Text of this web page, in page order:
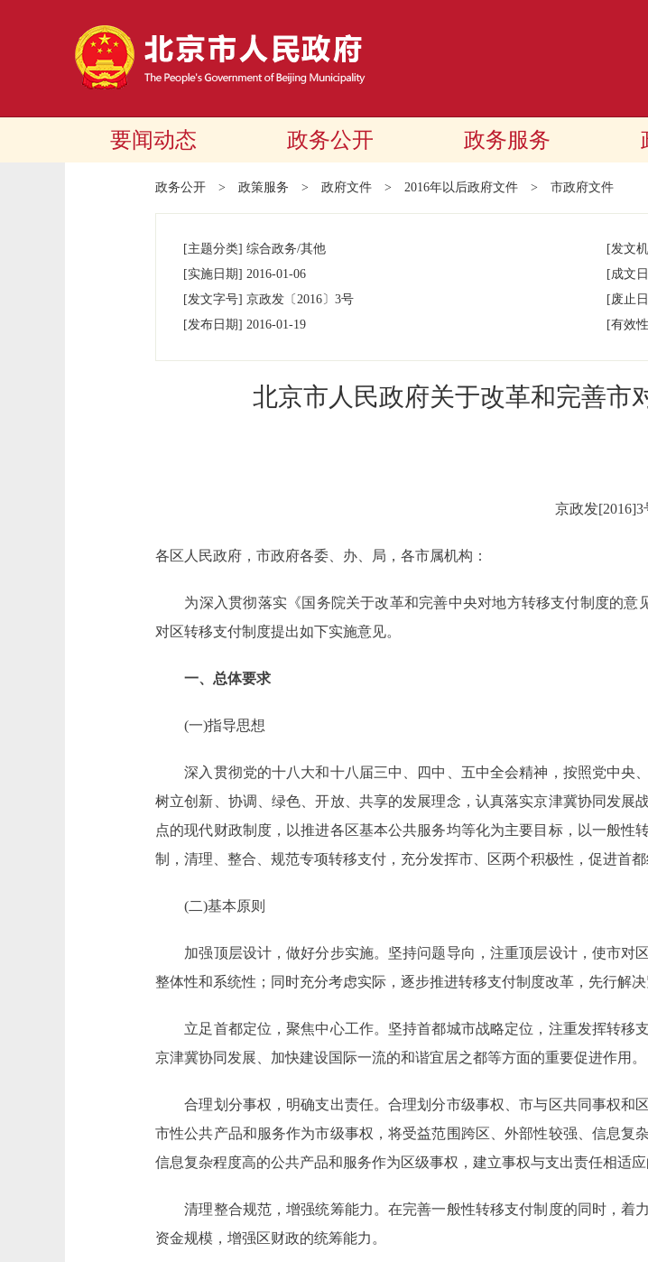
要闻动态 政务公开 政务服务
政务公开 > 政策服务 > 政府文件 > 2016年以后政府文件 > 市政府文件
[主题分类] 综合政务/其他 [发文
[实施日期] 2016-01-06 [成文
[发文字号] 京政发 〔2016〕 3号 [废止
[发布日期] 2016-01-19 [有效
北京市人民政府关于改革和完善市
京政发[2016]3
各区人民政府，市政府各委、办、局，各市属机构：
为深入贯彻落实《国务院关于改革和完善中央对地方转移支付制度的意
对区转移支付制度提出如下实施意见。
一、总体要求
(一)指导思想
深入贯彻党的十八大和十八届三中、四中、五中全会精神，按照党中央
树立创新、协调、绿色、开放、共享的发展理念，认真落实京津冀协同发
点的现代财政制度，以推进各区基本公共服务均等化为主要目标，以一般
制，清理、整合、规范专项转移支付，充分发挥市、区两个积极性，促进首都
(二)基本原则
加强顶层设计，做好分步实施。坚持问题导向，注重顶层设计，使市对
整体性和系统性；同时充分考虑实际，逐步推进转移支付制度改革，先行解
立足首都定位，聚焦中心工作。坚持首都城市战略定位，注重发挥转移
京津冀协同发展、加快建设国际一流的和谐宜居之都等方面的重要促进作用。
合理划分事权，明确支出责任。合理划分市级事权、市与区共同事权和
市性公共产品和服务作为市级事权，将受益范围跨区、外部性较强、信息复
信息复杂程度高的公共产品和服务作为区级事权，建立事权与支出责任相适应
清理整合规范，增强统筹能力。在完善一般性转移支付制度的同时，着
资金规模，增强区财政的统筹能力。